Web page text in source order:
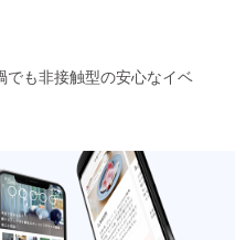
ていた
けない
場合は
参加を
お断り
しま
の方の
をお伺
いしま
す。 ・
感染症
対策
の方は
の2週間
前から
検温の
実施と
報告を
お願い
止する
場合や
とがあ
りま
す。 ・
参加者
の方の
でも非接触型の安心なイベ